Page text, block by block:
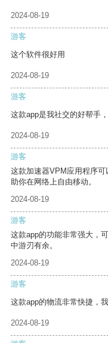
2024-08-19
游客
这个软件很好用
2024-08-19
游客
这款app是我社交的好帮手
2024-08-19
游客
这款加速器VPM应用程序
助你在网络上自由移动。
2024-08-19
游客
这款app的功能非常强大，
中游刃有余。
2024-08-19
游客
这款app的物流非常快捷，
2024-08-19